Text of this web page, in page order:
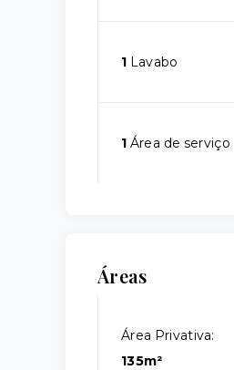
1 Lavabo
1 Área de serviço
Áreas
Área Privativa:
135m²